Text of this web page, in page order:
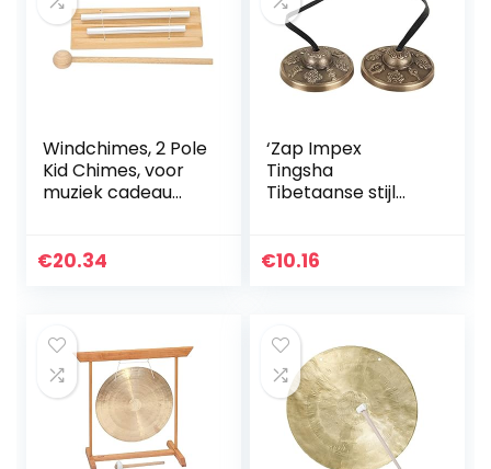
Windchimes, 2 Pole
Kid Chimes, voor
muziek cadeau
€20.34
‘Zap Impex
Tingsha
Tibetaanse stijl
reliëf
€10.16